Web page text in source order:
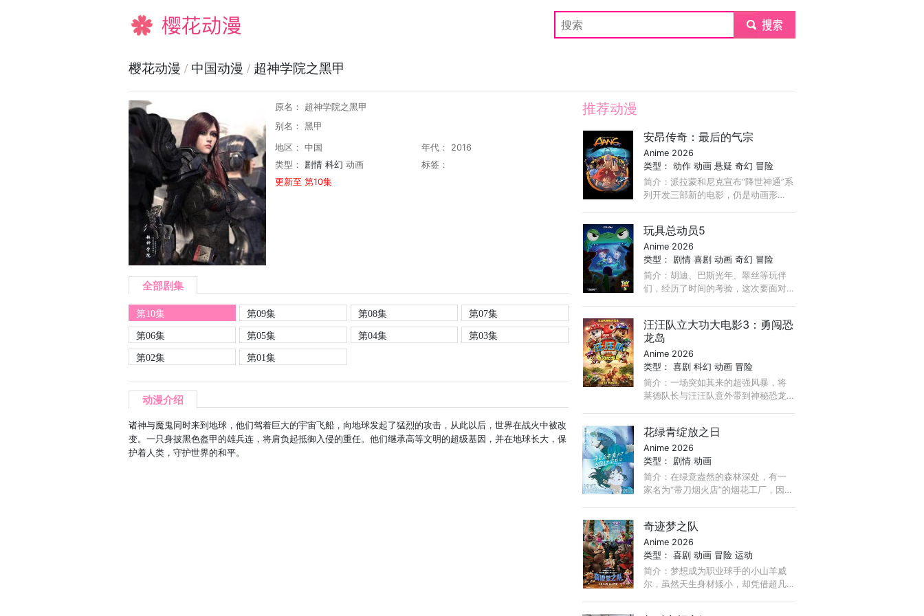
樱花动漫 submit
樱花动漫 / 中国动漫 / 超神学院之黑甲
原名： 超神学院之黑甲
别名： 黑甲
地区： 中国
年代： 2016
类型： 剧情 科幻 动画
标签：
更新至 第10集
全部剧集
第10集 第09集 第08集
第07集
第06集
第05集 第04集
第03集
第02集
第01集
动漫介绍
诸神与魔鬼同时来到地球，他们驾着巨大的宇宙飞船，向地球发起了猛烈的攻击，从此以后，世界在战火中被改
变。一只身披黑色盔甲的雄兵连，将肩负起抵御入侵的重任。他们继承高等文明的超级基因，并在地球长大，保
护着人类，守护世界的和平。
推荐动漫
安昂传奇：最后的气宗
Anime 2026
类型：动作 动画 悬疑 奇幻 冒险
简介：派拉蒙和尼克宣布“降世神通”系
列开发三部新的电影，仍是动画形
《最后的气宗》主创Bryan Konietzko
和Michael DiMartino担任制片人。
玩具总动员5
Anime 2026
类型： 剧情 喜剧 动画 奇幻 冒险
简介：胡迪、巴斯光年、翠丝等玩伴
们，经历了时间的考验，这次要面对
汪汪队立大功大电影3：勇闯恐
龙岛
Anime 2026
类型：喜剧 科幻 动画 冒险
简介：一场突如其来的超强风暴，将
莱德队长与汪汪队意外带到神秘恐龙
肆采矿，不慎唤醒沉睡火山！ ...
花绿青绽放之日
Anime 2026
类型： 剧情 动画
简介：在绿意盎然的森林深处，有一
家名为“带刀烟火店”的烟花工厂，因小
代替失踪的父亲，专注于制作被称
为“幻之烟花”的＜守破离＞，希望将其
完成。 ...
奇迹梦之队
Anime 2026
类型：喜剧 动画 冒险 运动
简介：梦想成为职业球手的小山羊威
尔，虽然天生身材矮小，却凭借超凡